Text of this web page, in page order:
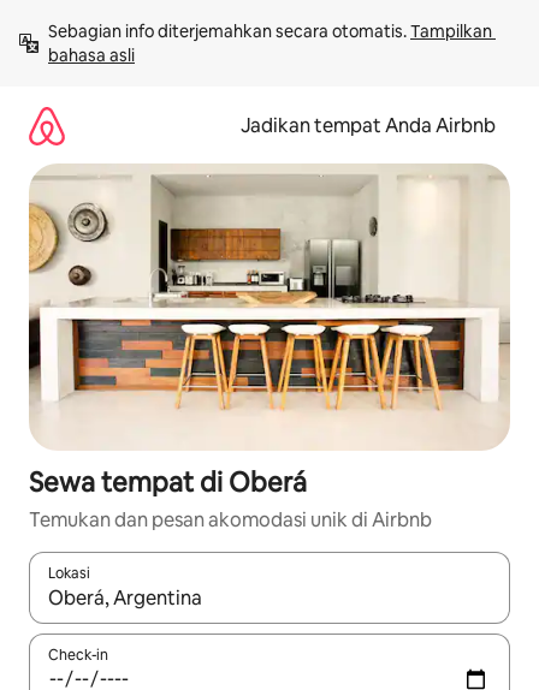
langsung
lihat
Sebagian info diterjemahkan secara otomatis. Tampilkan
bahasa asli
Jadikan tempat Anda Airbnb
Sewa tempat di Oberá
Temukan dan pesan akomodasi unik di Airbnb
Lokasi
Jika hasil yang dicari tersedia, telusuri dengan tombol panah
Check-in